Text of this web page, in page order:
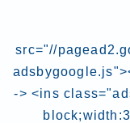
src="//
-> <ins